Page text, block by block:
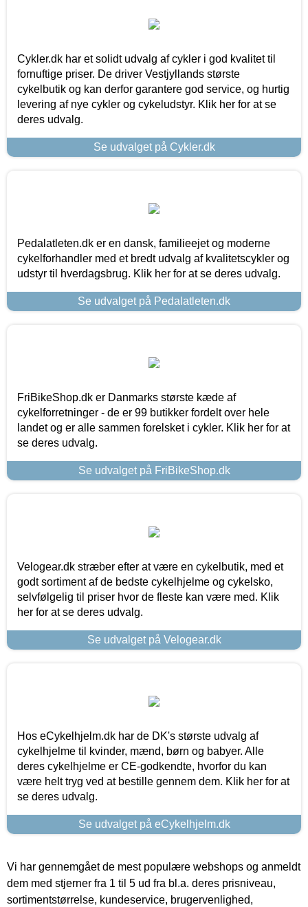
Cykler.dk har et solidt udvalg af cykler i god kvalitet til
fornuftige priser. De driver Vestjyllands største
cykelbutik og kan derfor garantere god service, og hurtig
levering af nye cykler og cykeludstyr. Klik her for at se
deres udvalg.
Se udvalget på Cykler.dk
Pedalatleten.dk er en dansk, familieejet og moderne
cykelforhandler med et bredt udvalg af kvalitetscykler og
udstyr til hverdagsbrug. Klik her for at se deres udvalg.
Se udvalget på Pedalatleten.dk
FriBikeShop.dk er Danmarks største kæde af
cykelforretninger - de er 99 butikker fordelt over hele
landet og er alle sammen forelsket i cykler. Klik her for at
se deres udvalg.
Se udvalget på FriBikeShop.dk
Velogear.dk stræber efter at være en cykelbutik, med et
godt sortiment af de bedste cykelhjelme og cykelsko,
selvfølgelig til priser hvor de fleste kan være med. Klik
her for at se deres udvalg.
Se udvalget på Velogear.dk
Hos eCykelhjelm.dk har de DK's største udvalg af
cykelhjelme til kvinder, mænd, børn og babyer. Alle
deres cykelhjelme er CE-godkendte, hvorfor du kan
være helt tryg ved at bestille gennem dem. Klik her for at
se deres udvalg.
Se udvalget på eCykelhjelm.dk
Vi har gennemgået de mest populære webshops og anmeldt
dem med stjerner fra 1 til 5 ud fra bl.a. deres prisniveau,
sortimentstørrelse, kundeservice, brugervenlighed,